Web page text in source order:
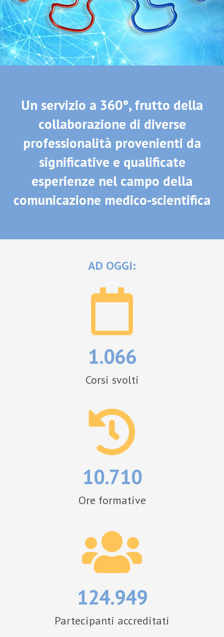
Un servizio a 360°, frutto della
collaborazione di diverse
professionalità provenienti da
significative e qualificate
esperienze nel campo della
comunicazione medico-scientifica
AD OGGI:
1.066
Corsi svolti
10.710
Ore formative
124.949
Partecipanti accreditati